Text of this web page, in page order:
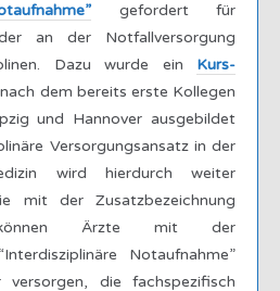
gefordert für
an der Notfallversorgung
Dazu wurde ein Kurs-
dem bereits erste Kollegen
und Hannover ausgebildet
Versorgungsansatz in der
wird hierdurch weiter
mit der Zusatzbezeichnung
können Ärzte mit der
Notaufnahme”
versorgen, die fachspezifisch